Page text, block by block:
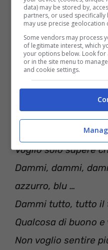
Qualcosa di buono
Non voglio sentirmi
Non voglio
Dammi, dammi,
Ma triste, triste,
Ma azzurro, blu,
Voglio solo sapere
Dammi, dammi,
azzurro, blu …
Dammi tutto, tutto il
Qualcosa di buono e
Non voglio sentire
data) may be stored by,
partners, or used
may use precise geolocation
Some vendors may process
of legitimate interest, which
your options below. Look
or in the site menu to
and cookie settings.